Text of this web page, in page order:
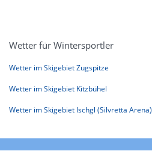
Wetter für Wintersportler
Wetter im Skigebiet Zugspitze
Wetter im Skigebiet Kitzbühel
Wetter im Skigebiet Ischgl (Silvretta Arena)